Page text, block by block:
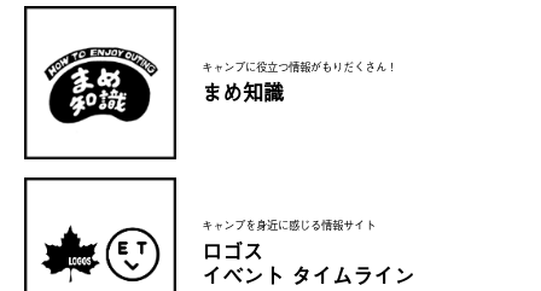
キャンプに役立つ情報がもりだくさん！
まめ知識
キャンプを身近に感じる情報サイト
ロゴス
イベント タイムライン